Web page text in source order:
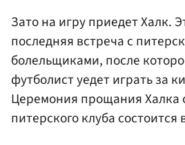
Зато на игру приедет Халк.
последняя встреча с
болельщиками, после
футболист уедет играть за
Церемония прощания Халка
питерского клуба